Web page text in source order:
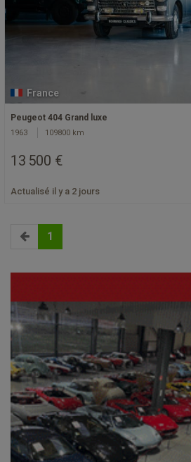
France
Peugeot 404 Grand luxe
1963 109800 km
13 500 €
Actualisé il y a 2 jours
1